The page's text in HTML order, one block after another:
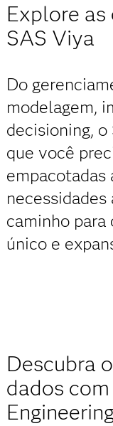
Explore
SAS Viya
Do
modelagem,
decisioning,
que você
empacotadas
caminho
único e
Descubra
dados